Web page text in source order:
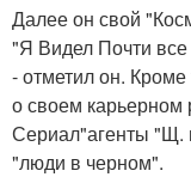
Далее он свой
"Я Видел Почти
- отметил он. Кроме
о своем
Сериал"агенты "Щ.
"люди в черном".